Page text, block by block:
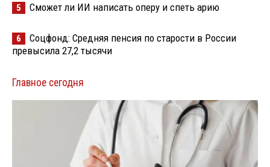
5 Сможет ли ИИ написать оперу и спеть арию
6
Соцфонд: Средняя пенсия по старости в России
превысила 27,2 тысячи
Главное сегодня